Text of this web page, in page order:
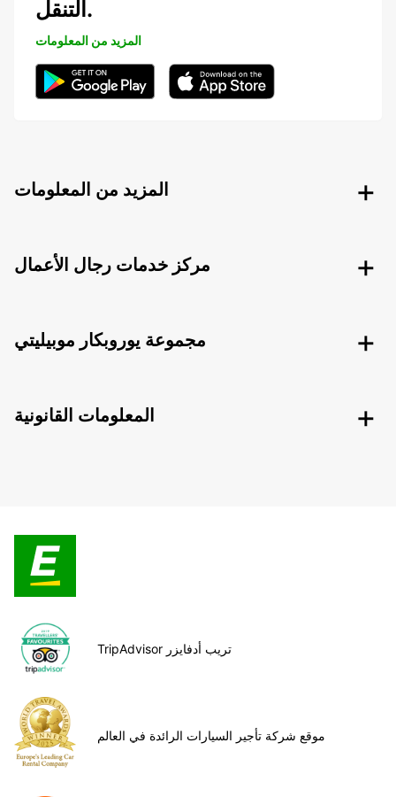
التنقل.
المزيد من المعلومات
المزيد من المعلومات
مركز خدمات رجال الأعمال
مجموعة يوروبكار موبيليتي
المعلومات القانونية
TripAdvisor تريب أدفايزر
موقع شركة تأجير السيارات الرائدة في العالم